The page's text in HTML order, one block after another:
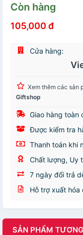
Còn hàng
105,000 đ
Cửa hàng:
Xem thêm các sản
Giftshop
Giao hàng toàn
Được kiểm tra
Thanh toán khi
Chất lượng, Uy
7 ngày đổi trả
Hỗ trợ xuất hóa
SẢN PHẨM